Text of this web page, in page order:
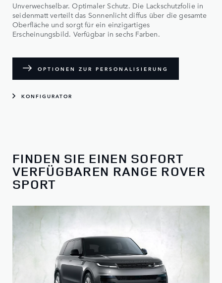
Unverwechselbar. Optimaler Schutz. Die Lackschutzfolie in
seidenmatt verteilt das Sonnenlicht diffus über die gesamte
Oberfläche und sorgt für ein einzigartiges
Erscheinungsbild. Verfügbar in sechs Farben.
OPTIONEN ZUR PERSONALISIERUNG
KONFIGURATOR
FINDEN SIE EINEN SOFORT
VERFÜGBAREN RANGE ROVER
SPORT